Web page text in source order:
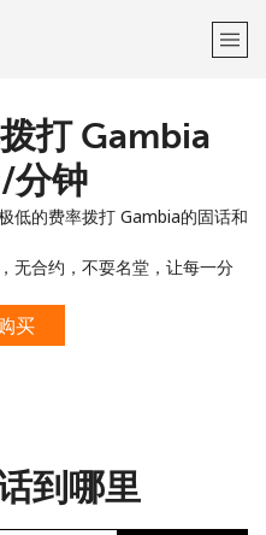
！
请登录 →
用
打 Gambia
分钟
低的费率拨打 Gambia的固话和
无合约，不耍名堂，让每一分
买
到哪里